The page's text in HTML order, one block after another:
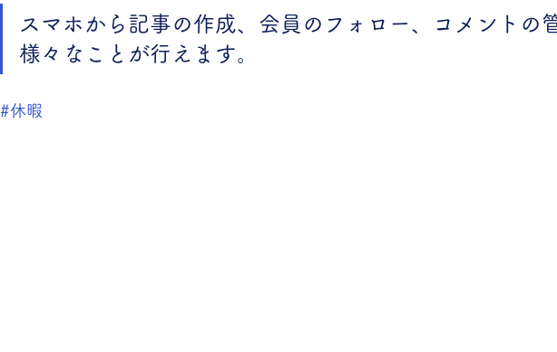
スマホから記事の作成、会員のフォロー、コメントの
様々なことが行えます。
#休暇